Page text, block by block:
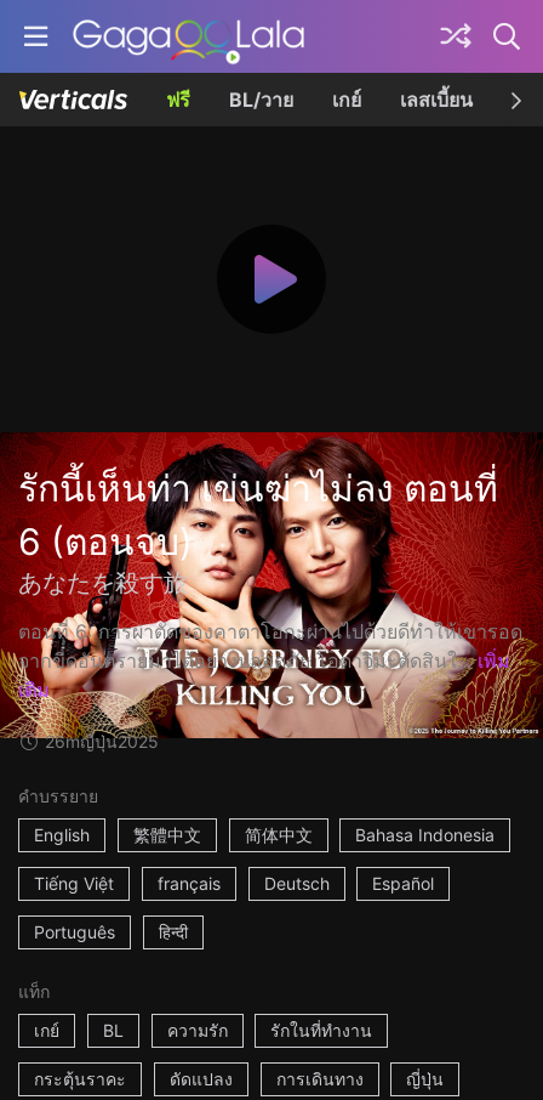
ฟรี BL/วาย เกย์ เลสเบี้ยน เค
รักนี้เห็นท่า เข่นฆ่าไม่ลง ตอนที่
6 (ตอนจบ)
あなたを殺す旅
ตอนที่ 6: การผ่าตัดของคาตาโอกะผ่านไปด้วยดีทำให้เขารอด
จากขีดอันตรายมาได้อย่างปลอดภัย โอดาจิมะตัดสินใ... เพิ่ม
เติม
26mญี่ปุ่น2025
คำบรรยาย
English
繁體中文 简体中文 Bahasa Indonesia
Tiếng Việt français Deutsch Español
Português हिन्दी
แท็ก
เกย์
BL ความรัก รักในที่ทำงาน
กระตุ้นราคะ ดัดแปลง การเดินทาง ญี่ปุ่น